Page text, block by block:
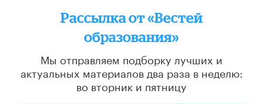
Рассылка от «Вестей
образования»
Мы отправляем подборку лучших и
актуальных материалов два раза в неделю:
во вторник и пятницу